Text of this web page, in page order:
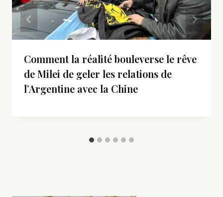
Comment la réalité bouleverse le rêve
de Milei de geler les relations de
l’Argentine avec la Chine